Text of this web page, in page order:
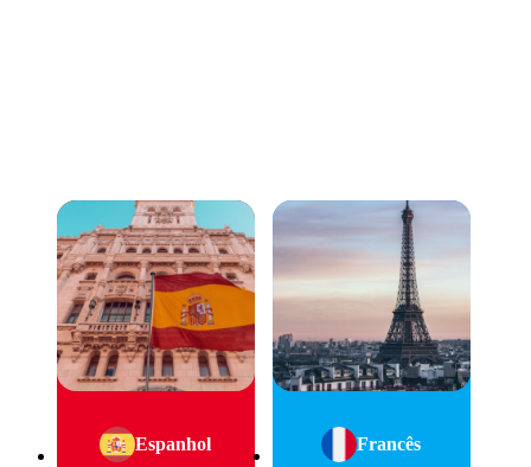
Espanhol Francês